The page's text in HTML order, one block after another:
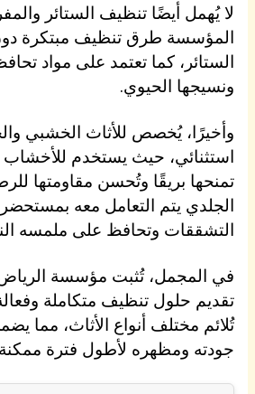
لا يُهمل أيضًا تنظيف الستائر
المؤسسة طرق تنظيف مبتكرة
الستائر، كما تعتمد على مواد
ونسيجها الحيوي.
وأخيرًا، يُخصص للأثاث الخشبي
استثنائي، حيث يستخدم للأخشاب
تمنحها بريقًا وتُحسن مقاومتها
الجلدي يتم التعامل معه
التشققات وتحافظ على ملمسه
في المجمل، تُثبت مؤسسة الرياض
تقديم حلول تنظيف متكاملة
تُلائم مختلف أنواع الأثاث، مما
جودته ومظهره لأطول فترة